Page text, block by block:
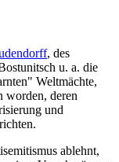
, des
u. a. die
Weltmächte,
worden, deren
und
ablehnt,